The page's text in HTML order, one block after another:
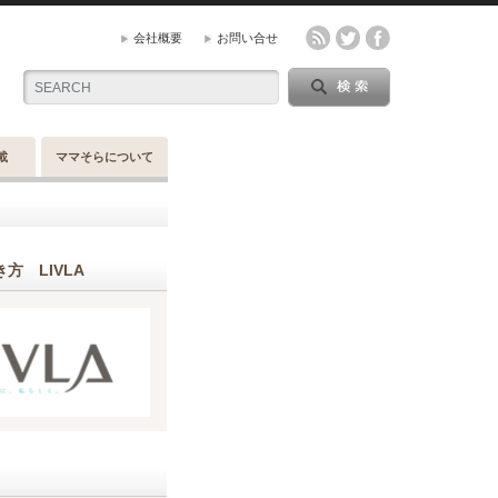
会社概要 お問い合せ
ママそらについて
方 LIVLA